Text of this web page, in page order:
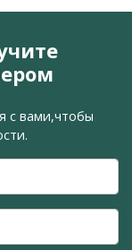
с вами,чтобы